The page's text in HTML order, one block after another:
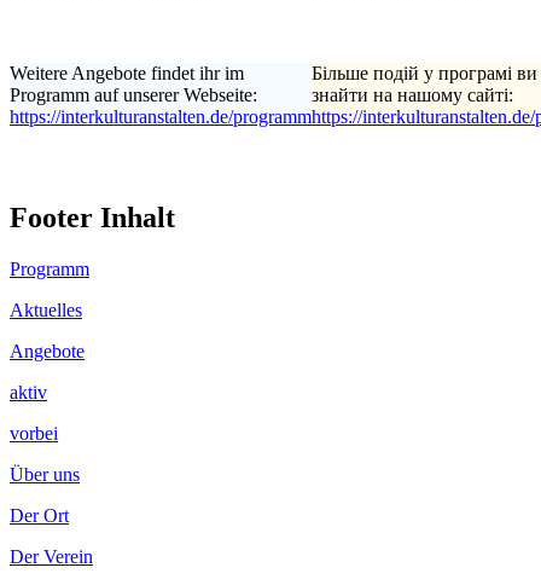
Weitere Angebote findet ihr im
Programm auf unserer Webseite:
https://interkulturanstalten.de/programm
Більше подій у програмі
знайти на нашому сайті:
https://interkulturanstalten.de/
Footer Inhalt
Programm
Aktuelles
Angebote
aktiv
vorbei
Über uns
Der Ort
Der Verein